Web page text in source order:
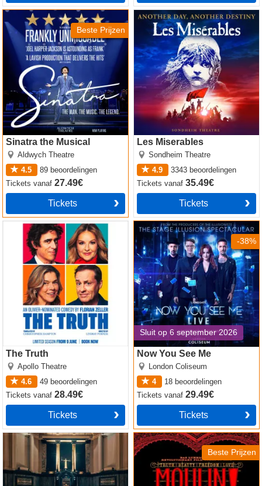
Beste Prijzen
Sinatra the Musical
Aldwych Theatre
4.5
89 beoordelingen
Ticketsvanaf27.49€
Tickets
Sinatra the Musical
Les Miserables
Sondheim Theatre
4.9
3343 beoordelingen
Ticketsvanaf35.49€
Tickets
Les Miserables
The Truth
Apollo Theatre
4.6
49 beoordelingen
Ticketsvanaf28.49€
Tickets
The Truth
-38%
Sluit op 6 september 2026
Now You See Me
London Coliseum
4
18 beoordelingen
Ticketsvanaf29.49€
Tickets
Now You See Me
Witness for the Prosecution
by Agatha Christie
Beste Prijzen
Moulin Rouge! The Musical